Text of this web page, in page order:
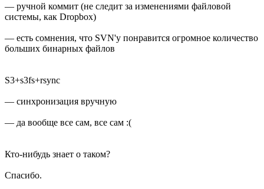
— ручной коммит (не следит за изменениями файловой
системы, как Dropbox)
— есть сомнения, что SVN'у понравится огромное количество
больших бинарных файлов
S3+s3fs+rsync
— синхронизация вручную
— да вообще все сам, все сам :(
Кто-нибудь знает о таком?
Спасибо.